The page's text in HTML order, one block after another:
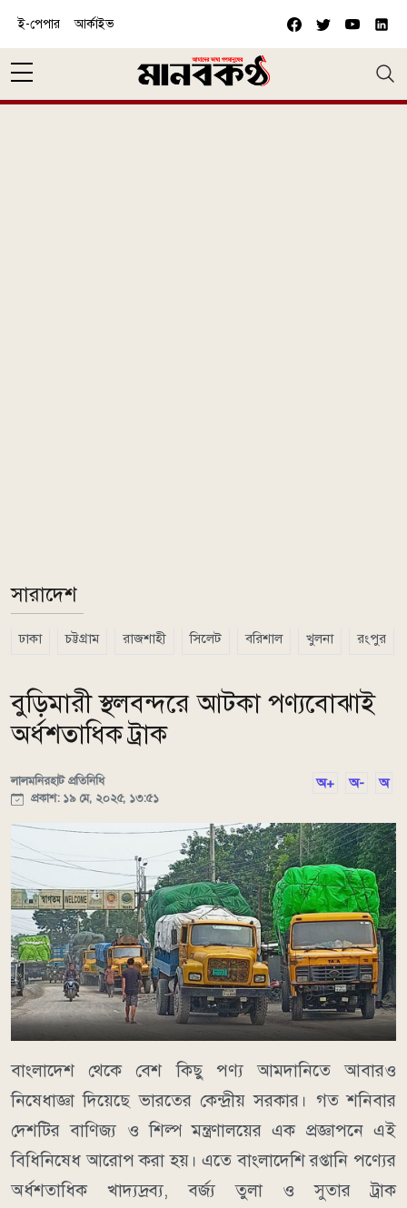
ই-পেপার আর্কাইভ
সারাদেশ
ঢাকা চট্টগ্রাম রাজশাহী সিলেট বরিশাল খুলনা রংপুর
বুড়িমারী স্থলবন্দরে আটকা পণ্যবোঝাই
অর্ধশতাধিক ট্রাক
লালমনিরহাট প্রতিনিধি
প্রকাশ: ১৯ মে, ২০২৫, ১৩:৫১
অ+ অ- অ
বাংলাদেশ থেকে বেশ কিছু পণ্য আমদানিতে আবারও
নিষেধাজ্ঞা দিয়েছে ভারতের কেন্দ্রীয় সরকার। গত শনিবার
দেশটির বাণিজ্য ও শিল্প মন্ত্রণালয়ের এক প্রজ্ঞাপনে এই
বিধিনিষেধ আরোপ করা হয়। এতে বাংলাদেশি রপ্তানি পণ্যের
অর্ধশতাধিক খাদ্যদ্রব্য, বর্জ্য তুলা ও সুতার ট্রাক